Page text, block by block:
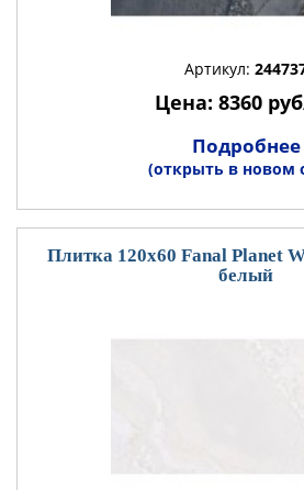
Артикул:
Цена: 8360
Подробнее
(открыть в новом
Плитка 120x60 Fanal Planet
белый